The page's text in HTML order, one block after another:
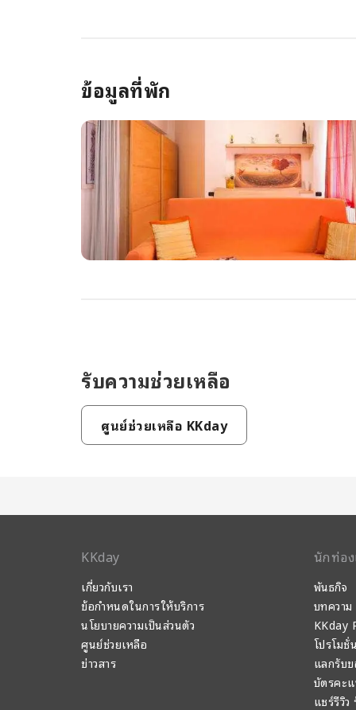
ข้อมูลที่พัก
รับความช่วยเหลือ
ศูนย์ช่วยเหลือ KKday
KKday
เกี่ยวกับเรา
ข้อกำหนดในการให้บริการ
นโยบายความเป็นส่วนตัว
ศูนย์ช่วยเหลือ
ข่าวสาร
นักท่อ
พันธกิจ
บทความ
KKday
โปรโมชั่
แลกรับ
บัตรคะ
แชร์รีวิว